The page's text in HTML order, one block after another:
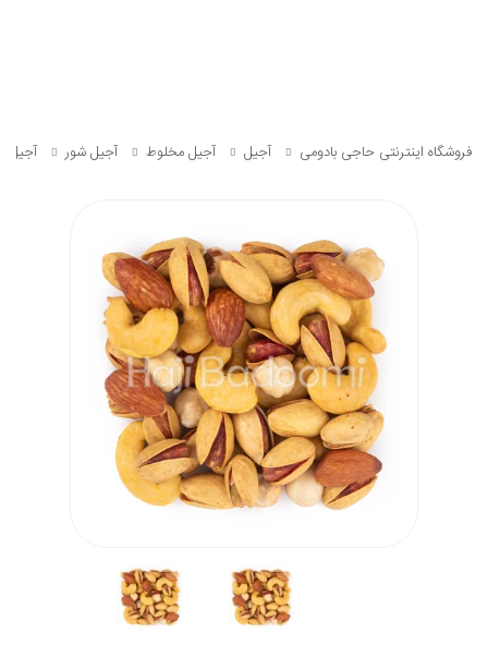
فروشگاه اینترنتی حاجی بادومی آجیل آجیل مخلوط آجیل شور آجیل